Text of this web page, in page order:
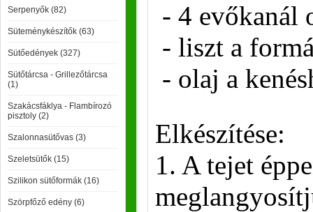
Serpenyők (82)
Süteménykészítők (63)
Sütőedények (327)
Sütőtárcsa - Grillezőtárcsa
(1)
Szakácsfáklya - Flambírozó
pisztoly (2)
Szalonnasütővas (3)
Szeletsütők (15)
Szilikon sütőformák (16)
Szörpfőző edény (6)
- 4 evőkanál
- liszt a
- olaj a
Elkészítése:
1. A tejet